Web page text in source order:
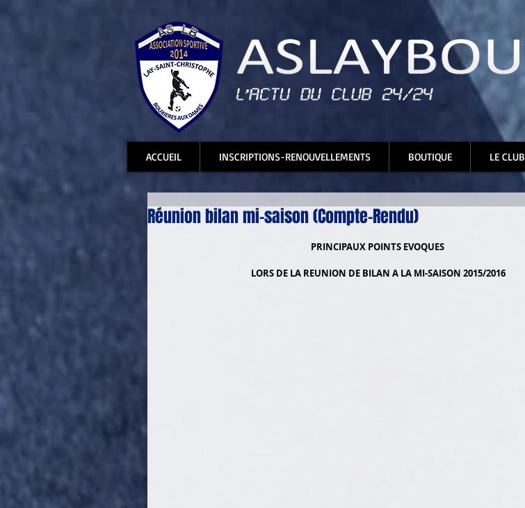
ACCUEIL INSCRIPTIONS-RENOUVELLEMENTS BOUTIQUE LE CLUB
Réunion bilan mi-saison (Compte-Rendu)
PRINCIPAUX POINTS EVOQUES
LORS DE LA REUNION DE BILAN A LA MI-SAISON 2015/2016